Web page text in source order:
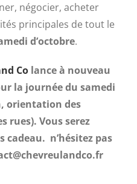
négocier, acheter
principales de tout le
d’octobre.
Co lance à nouveau
la journée du samedi
orientation des
rues). Vous serez
cadeau. n’hésitez pas